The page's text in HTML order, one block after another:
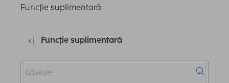
Funcţie suplimentară
Funcţie suplimentară